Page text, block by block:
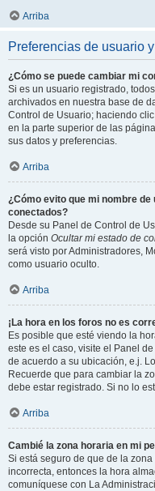
Arriba
Preferencias de usuario
¿Cómo se puede cambiar mi
Si es un usuario registrado,
archivados en nuestra base de
Control de Usuario; haciendo
en la parte superior de las
sus datos y preferencias.
Arriba
¿Cómo evito que mi nombre
conectados?
Desde su Panel de Control de
la opción Ocultar mi estado de
será visto por Administradores,
como usuario oculto.
Arriba
¡La hora en los foros no es
Es posible que esté viendo la
este es el caso, visite el Panel
de acuerdo a su ubicación, e.j.
Recuerde que para cambiar la
debe estar registrado. Si no lo
Arriba
Cambié la zona horaria en mi
Si está seguro de que de la
incorrecta, entonces la hora
comuníquese con La